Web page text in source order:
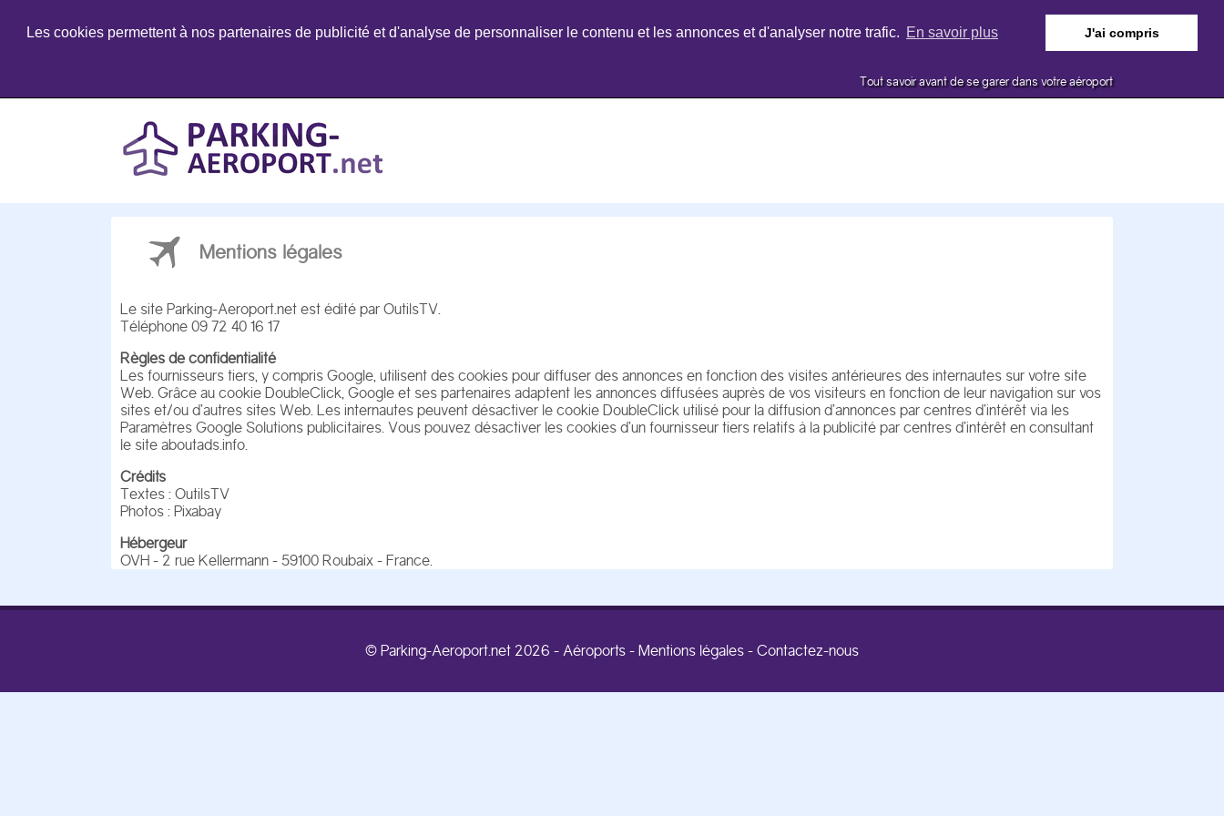
Les cookies permettent à nos partenaires de publicité et d'analyse de personnaliser le contenu et les annonces et d'analyser notre trafic. En savoir plus J'ai compris
Tout savoir avant de se garer dans votre aéroport
Mentions légales
Le site Parking-Aeroport.net est édité par OutilsTV.
Téléphone 09 72 40 16 17
Règles de confidentialité
Les fournisseurs tiers, y compris Google, utilisent des cookies pour diffuser des annonces en fonction des visites antérieures des internautes sur votre site
Web. Grâce au cookie DoubleClick, Google et ses partenaires adaptent les annonces diffusées auprès de vos visiteurs en fonction de leur navigation sur vos
sites et/ou d’autres sites Web. Les internautes peuvent désactiver le cookie DoubleClick utilisé pour la diffusion d’annonces par centres d’intérêt via les
Paramètres Google Solutions publicitaires. Vous pouvez désactiver les cookies d’un fournisseur tiers relatifs à la publicité par centres d’intérêt en consultant
le site aboutads.info.
Crédits
Textes : OutilsTV
Photos : Pixabay
Hébergeur
OVH - 2 rue Kellermann - 59100 Roubaix - France.
© Parking-Aeroport.net 2026 - Aéroports - Mentions légales - Contactez-nous